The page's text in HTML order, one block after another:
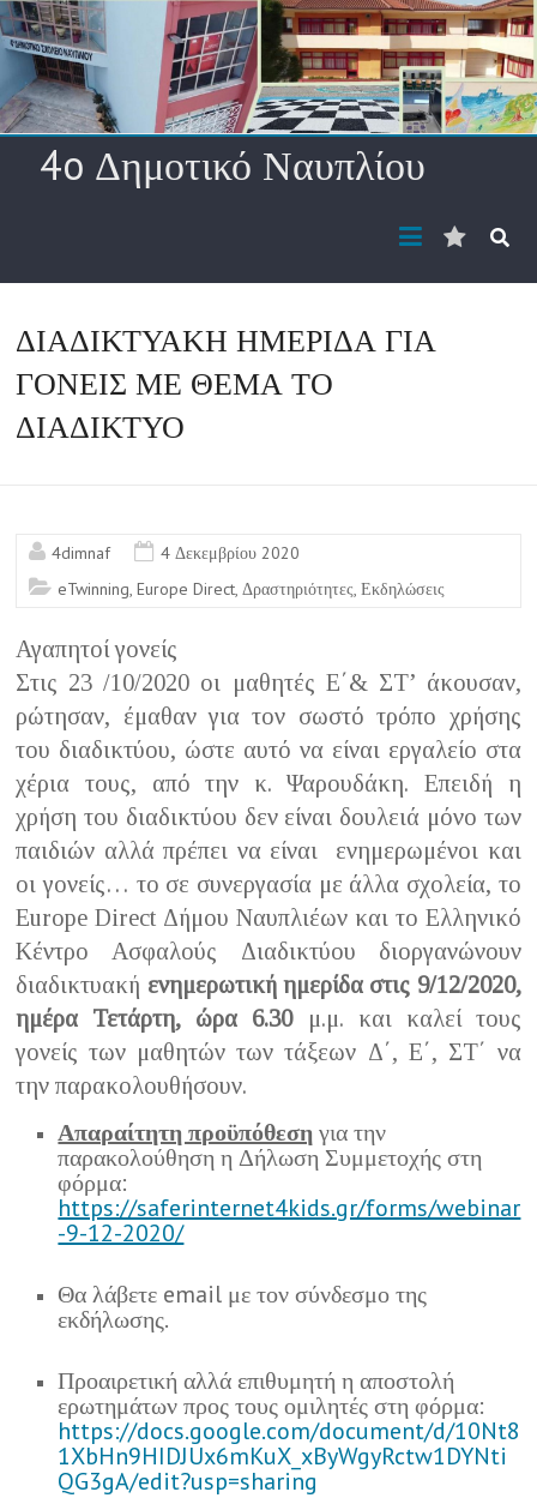
Skip
to
content
4o Δημοτικό Ναυπλίου
ηλ.
ΔΙΑΔΙΚΤΥΑΚΗ ΗΜΕΡΙΔΑ ΓΙΑ
ΓΟΝΕΙΣ ΜΕ ΘΕΜΑ ΤΟ
ΔΙΑΔΙΚΤΥΟ
4dimnaf
4 Δεκεμβρίου 2020
eTwinning ,Europe Direct Δραστηριότητες ,Εκδηλώσεις
Αγαπητοί γονείς
Στις 23 /10/2020 οι μαθητές Ε΄& ΣΤ’ άκουσαν,
ρώτησαν, έμαθαν για τον σωστό τρόπο χρήσης
του διαδικτύου, ώστε αυτό να είναι εργαλείο στα
χέρια τους, από την κ. Ψαρουδάκη. Επειδή η
χρήση του διαδικτύου δεν είναι δουλειά μόνο των
παιδιών αλλά πρέπει να είναι ενημερωμένοι και
οι γονείς… το σε συνεργασία με άλλα σχολεία, το
Europe Direct Δήμου Ναυπλιέων και το Ελληνικό
Κέντρο Ασφαλούς Διαδικτύου διοργανώνουν
διαδικτυακή ενημερωτική ημερίδα στις 9/12/2020,
ημέρα Τετάρτη, ώρα 6.30μ.μ. και καλεί τους
γονείς των μαθητών των τάξεων Δ΄, Ε΄, ΣΤ΄ να
την παρακολουθήσουν.
Απαραίτητη προϋπόθεση για την
παρακολούθηση η Δήλωση Συμμετοχής στη
φόρμα:
https://saferinternet4kids.gr/forms/webinar
-9-12-2020/
Θα λάβετε email με τον σύνδεσμο της
εκδήλωσης.
Προαιρετική αλλά επιθυμητή η αποστολή
ερωτημάτων προς τους ομιλητές στη φόρμα:
https://docs.google.com/document/d/10Nt8
1XbHn9HIDJUx6mKuX_xByWgyRctw1DYNti
QG3gA/edit?usp=sharing